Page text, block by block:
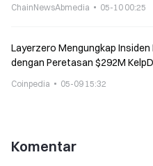
ChainNewsAbmedia 05-10 00:25
Layerzero Mengungkap Insiden
dengan Peretasan $292M
Coinpedia 05-09 15:32
Komentar